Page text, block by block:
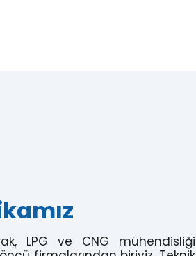
LPG ve CNG mühendisliği